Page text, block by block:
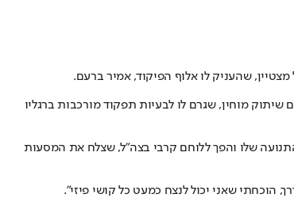
שצפתה בטקס בשידור חי בטלפונים הניידים, ידעו איזו דרך ארוכה השלים דור עד שזכה להגשים את חלום חייו. הוא נולד לפני 20 שנה עם שיתוק מוחין, שגרם לו לבעיות תפקוד מורכבות ברגליו
שלו והפך ללוחם קרבי בצה"ל, שצלח את המסעות
הוכחתי שאני יכול לנצח כמעט כל קושי פיזי".